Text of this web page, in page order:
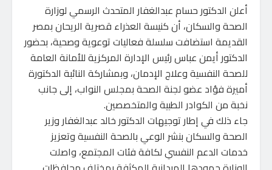
أعلن الدكتور حسام عبدالغفار المتحدث الرسمي لوزارة
الصحة والسكان، أن كنيسة العذراء قصرية الريحان بمصر
القديمة استضافت سلسلة فعاليات توعوية وصحية، بحضور
الدكتور أيمن عباس رئيس الإدارة المركزية للأمانة العامة
للصحة النفسية وعلاج الإدمان، وبمشاركة النائبة الدكتورة
أميرة فؤاد عضو لجنة الصحة بمجلس النواب، إلى جانب
نخبة من الكوادر الطبية والمتخصصين.
جاء ذلك في إطار توجيهات الدكتور خالد عبدالغفار وزير
الصحة والسكان بنشر الوعي بالصحة النفسية وتعزيز
خدمات الدعم النفسي لكافة فئات المجتمع، واصلت